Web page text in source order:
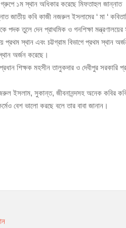
কারবারি গ্রেপ্তার
১ম স্থান অধিকার করেছে মিফতাহুল জান্নাত ।
জাতীয় কবি কাজী নজরুল ইসলামের ‘ মা ‘
পদক তুলে দেন প্রাথমিক ও গনশিক্ষা
প্রথম স্থান এবং চট্টগ্রাম বিভাগে প্রথম স্থান
অর্জন করেছে।
শিক্ষক মহসীন তালুকদার ও দেবীপুর সরকারি
ইসলাম, সুকান্ত, জীবনানন্দসহ অনেক কবির
বেশ ভালো করছে বলে তার বাবা জানান।